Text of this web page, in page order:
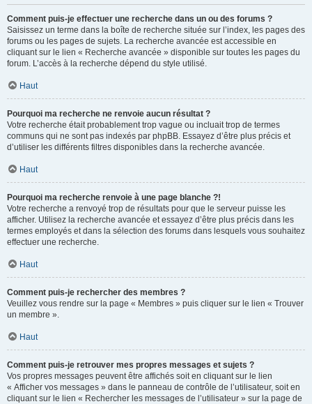
Comment puis-je effectuer une recherche dans un ou des forums ?
Saisissez un terme dans la boîte de recherche située sur l’index, les pages des
forums ou les pages de sujets. La recherche avancée est accessible en
cliquant sur le lien « Recherche avancée » disponible sur toutes les pages du
forum. L’accès à la recherche dépend du style utilisé.
Haut
Pourquoi ma recherche ne renvoie aucun résultat ?
Votre recherche était probablement trop vague ou incluait trop de termes
communs qui ne sont pas indexés par phpBB. Essayez d’être plus précis et
d’utiliser les différents filtres disponibles dans la recherche avancée.
Haut
Pourquoi ma recherche renvoie à une page blanche ?!
Votre recherche a renvoyé trop de résultats pour que le serveur puisse les
afficher. Utilisez la recherche avancée et essayez d’être plus précis dans les
termes employés et dans la sélection des forums dans lesquels vous souhaitez
effectuer une recherche.
Haut
Comment puis-je rechercher des membres ?
Veuillez vous rendre sur la page « Membres » puis cliquer sur le lien « Trouver
un membre ».
Haut
Comment puis-je retrouver mes propres messages et sujets ?
Vos propres messages peuvent être affichés soit en cliquant sur le lien
« Afficher vos messages » dans le panneau de contrôle de l’utilisateur, soit en
cliquant sur le lien « Rechercher les messages de l’utilisateur » sur la page de